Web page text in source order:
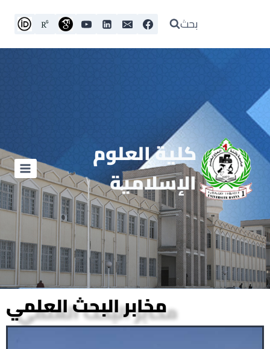
بحث
كلية العلوم
الإسلامية
مخابر البحث العلمي